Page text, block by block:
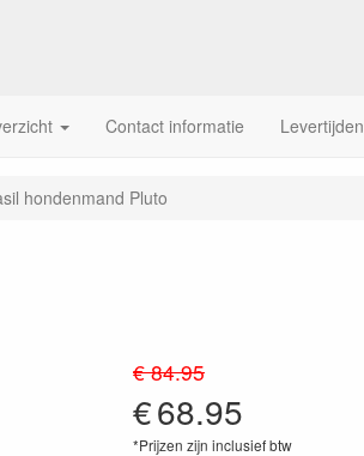
Contact informatie Levertijden
hondenmand Pluto
€ 84.95
€68.95
*Prijzen zijn inclusief btw